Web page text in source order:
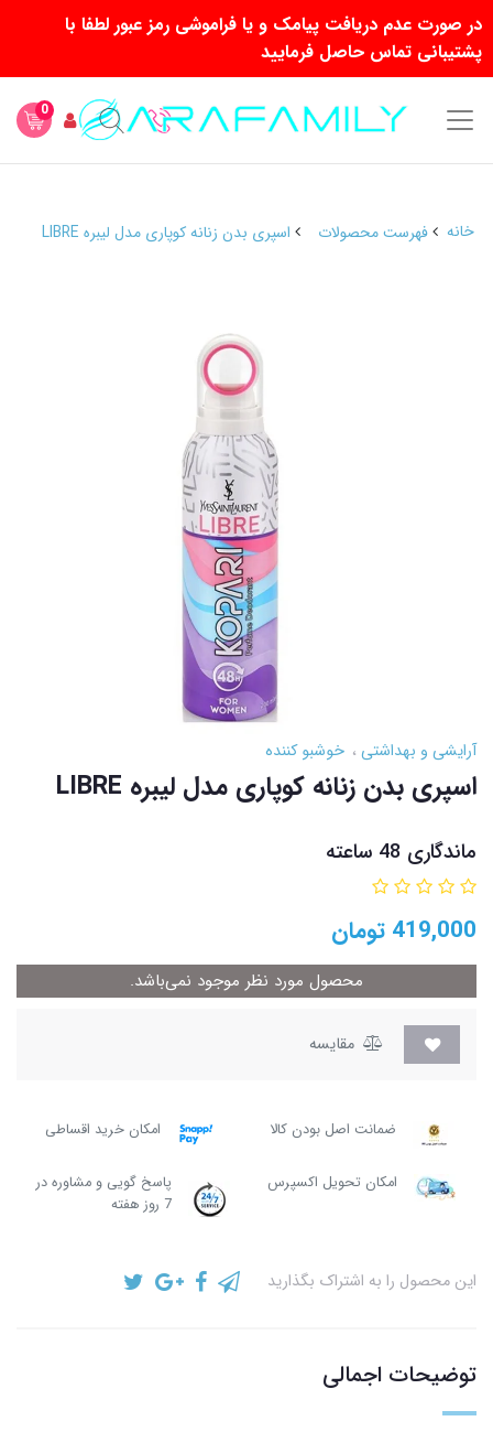
در صورت عدم دریافت پیامک و یا فراموشی رمز عبور لطفا با
پشتیبانی تماس حاصل فرمایید
0
خانه فهرست محصولات اسپری بدن زنانه کوپاری مدل لیبره LIBRE
آرایشی و بهداشتی خوشبو کننده
اسپری بدن زنانه کوپاری مدل لیبره LIBRE
ماندگاری 48 ساعته
419,000 تومان
محصول مورد نظر موجود نمی‌باشد.
مقایسه
ضمانت اصل بودن کالا امکان خرید اقساطی
امکان تحویل اکسپرس
پاسخ گویی و مشاوره در
7 روز هفته
این محصول را به اشتراک بگذارید
توضیحات اجمالی